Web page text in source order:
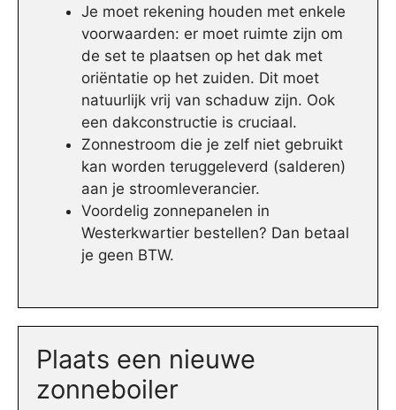
Je moet rekening houden met enkele
voorwaarden: er moet ruimte zijn om
de set te plaatsen op het dak met
oriëntatie op het zuiden. Dit moet
natuurlijk vrij van schaduw zijn. Ook
een dakconstructie is cruciaal.
Zonnestroom die je zelf niet gebruikt
kan worden teruggeleverd (salderen)
aan je stroomleverancier.
Voordelig zonnepanelen in
Westerkwartier bestellen? Dan betaal
je geen BTW.
Plaats een nieuwe
zonneboiler